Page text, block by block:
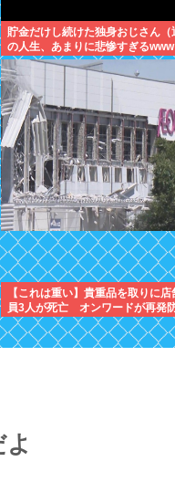
貯金だけし続けた独身おじさん（
の人生、あまりに悲惨すぎるwww
【これは重い】貴重品を取りに
員3人が死亡 オンワードが再発